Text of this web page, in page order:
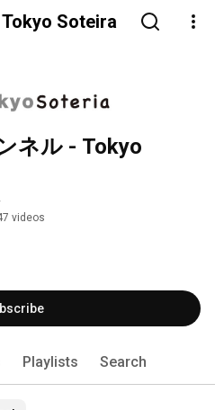
Soteira
ネル - Tokyo
videos
Playlists Search